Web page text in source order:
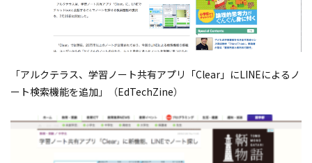
「アルクテラス、学習ノート共有アプリ「Clear」にLINEによるノ
ート検索機能を追加 」（EdTechZine）